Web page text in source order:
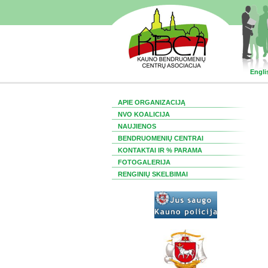
APIE ORGANIZACIJĄ
NVO KOALICIJA
NAUJIENOS
BENDRUOMENIŲ CENTRAI
KONTAKTAI IR % PARAMA
FOTOGALERIJA
RENGINIŲ SKELBIMAI